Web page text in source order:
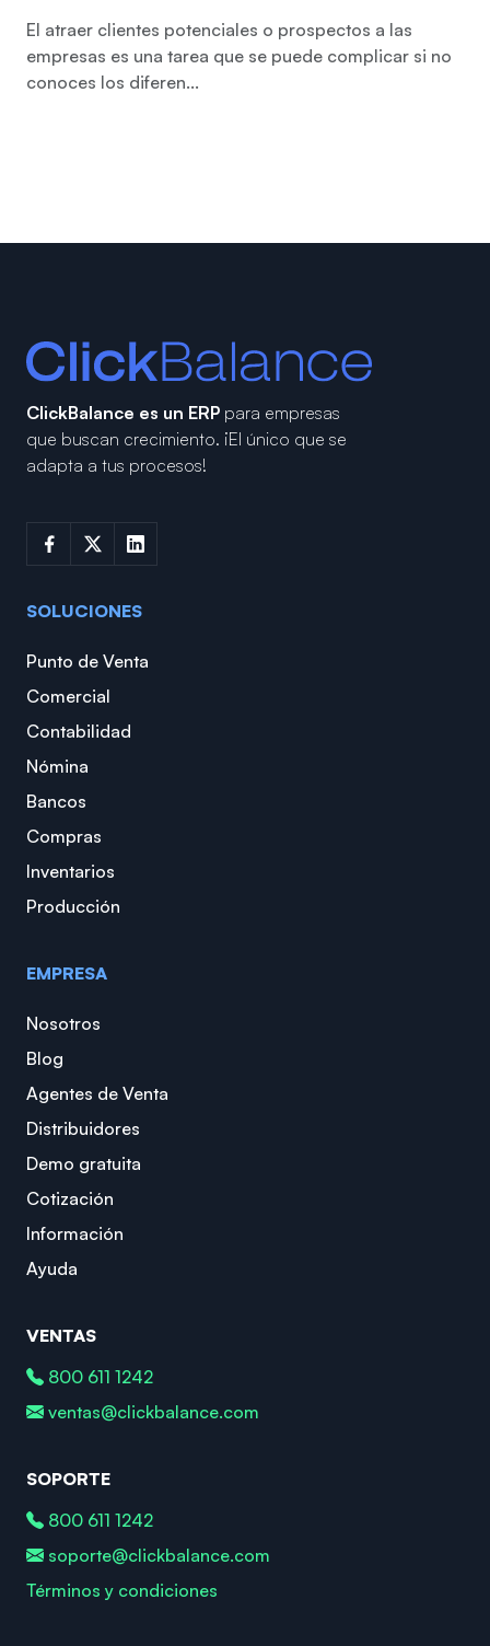
El atraer clientes potenciales o prospectos a las
empresas es una tarea que se puede complicar si no
conoces los diferen...
ClickBalance es un ERP para empresas
que buscan crecimiento. ¡El único que se
adapta a tus procesos!
SOLUCIONES
Punto de Venta
Comercial
Contabilidad
Nómina
Bancos
Compras
Inventarios
Producción
EMPRESA
Nosotros
Blog
Agentes de Venta
Distribuidores
Demo gratuita
Cotización
Información
Ayuda
VENTAS
800 611 1242
ventas@clickbalance.com
SOPORTE
800 611 1242
soporte@clickbalance.com
Términos y condiciones